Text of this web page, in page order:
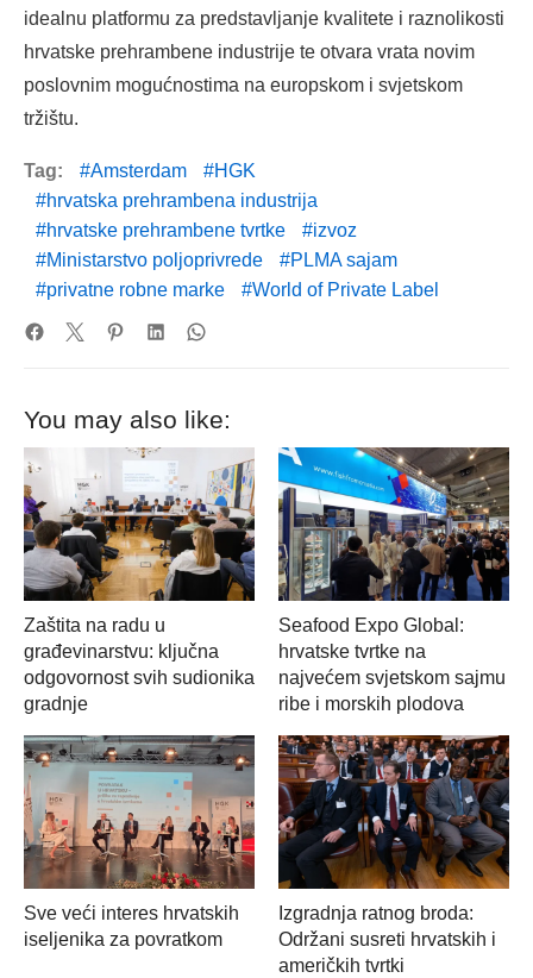
idealnu platformu za predstavljanje kvalitete i raznolikosti
hrvatske prehrambene industrije te otvara vrata novim
poslovnim mogućnostima na europskom i svjetskom
tržištu.
Tag: Amsterdam
HGK
hrvatska prehrambena industrija
hrvatske prehrambene tvrtke
izvoz
Ministarstvo poljoprivrede
PLMA sajam
privatne robne marke
World of Private Label
You may also like:
Zaštita na radu u
građevinarstvu: ključna
odgovornost svih sudionika
gradnje
Seafood Expo Global:
hrvatske tvrtke na
najvećem svjetskom sajmu
ribe i morskih plodova
Sve veći interes hrvatskih
iseljenika za povratkom
Izgradnja ratnog broda:
Održani susreti hrvatskih i
američkih tvrtki